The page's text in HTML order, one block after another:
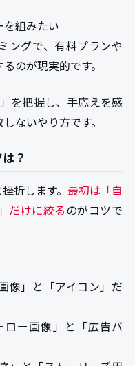
を組みたい
ングで、有料プランや
のが現実的です。
を把握し、手応えを感
ないやり方です。
？
折します。 最初は「自
だけに絞るのがコツで
像」と「アイコン」だ
ロー画像」と「広告バ